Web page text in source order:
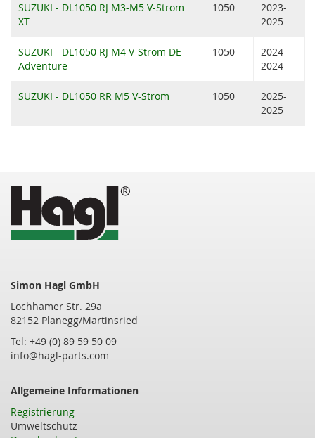
SUZUKI - DL1050 RJ M3-M5 V-Strom
XT
1050
2023-
2025
SUZUKI - DL1050 RJ M4 V-Strom DE
Adventure
1050
2024-
2024
SUZUKI - DL1050 RR M5 V-Strom 1050
2025-
2025
Simon Hagl GmbH
Lochhamer Str. 29a
82152 Planegg/Martinsried
Tel: +49 (0) 89 59 50 09
info@hagl-parts.com
Allgemeine Informationen
Registrierung
Umweltschutz